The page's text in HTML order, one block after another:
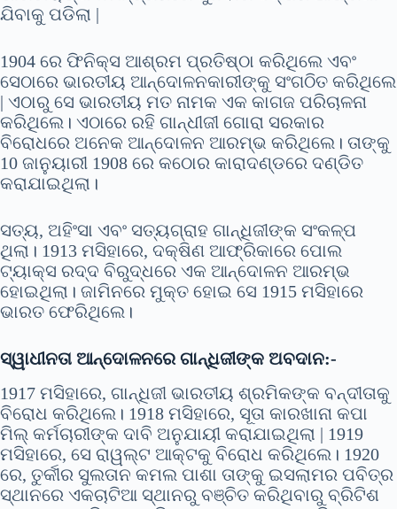
ଯିବାକୁ ପଡିଲା |
1904 ରେ ଫିନିକ୍ସ ଆଶ୍ରମ ପ୍ରତିଷ୍ଠା କରିଥିଲେ ଏବଂ
ସେଠାରେ ଭାରତୀୟ ଆନ୍ଦୋଳନକାରୀଙ୍କୁ ସଂଗଠିତ କରିଥିଲେ
| ଏଠାରୁ ସେ ଭାରତୀୟ ମତ ନାମକ ଏକ କାଗଜ ପରିଚାଳନା
କରିଥିଲେ। ଏଠାରେ ରହି ଗାନ୍ଧୀଜୀ ଗୋରା ସରକାର
ବିରୋଧରେ ଅନେକ ଆନ୍ଦୋଳନ ଆରମ୍ଭ କରିଥିଲେ। ତାଙ୍କୁ
10 ଜାନୁୟାରୀ 1908 ରେ କଠୋର କାରାଦଣ୍ଡରେ ଦଣ୍ଡିତ
କରାଯାଇଥିଲା।
ସତ୍ୟ, ଅହିଂସା ଏବଂ ସତ୍ୟଗ୍ରାହ ଗାନ୍ଧିଜୀଙ୍କ ସଂକଳ୍ପ
ଥିଲା। 1913 ମସିହାରେ, ଦକ୍ଷିଣ ଆଫ୍ରିକାରେ ପୋଲ
ଟ୍ୟାକ୍ସ ରଦ୍ଦ ବିରୁଦ୍ଧରେ ଏକ ଆନ୍ଦୋଳନ ଆରମ୍ଭ
ହୋଇଥିଲା। ଜାମିନରେ ମୁକ୍ତ ହୋଇ ସେ 1915 ମସିହାରେ
ଭାରତ ଫେରିଥିଲେ।
ସ୍ୱାଧୀନତା ଆନ୍ଦୋଳନରେ ଗାନ୍ଧିଜୀଙ୍କ ଅବଦାନ:-
1917 ମସିହାରେ, ଗାନ୍ଧିଜୀ ଭାରତୀୟ ଶ୍ରମିକଙ୍କ ବନ୍ଦୀତାକୁ
ବିରୋଧ କରିଥିଲେ। 1918 ମସିହାରେ, ସୂତା କାରଖାନା କପା
ମିଲ୍ କର୍ମଚାରୀଙ୍କ ଦାବି ଅନୁଯାୟୀ କରାଯାଇଥିଲା | 1919
ମସିହାରେ, ସେ ରାୱଲ୍ଟ ଆକ୍ଟକୁ ବିରୋଧ କରିଥିଲେ। 1920
ରେ, ତୁର୍କୀର ସୁଲତାନ କମଲ ପାଶା ତାଙ୍କୁ ଇସଲାମର ପବିତ୍ର
ସ୍ଥାନରେ ଏକଚାଟିଆ ସ୍ଥାନରୁ ବଞ୍ଚିତ କରିଥିବାରୁ ବ୍ରିଟିଶ